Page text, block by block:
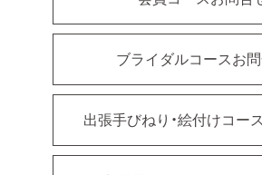
ブライダルコースお
出張手びねり・絵付けコー